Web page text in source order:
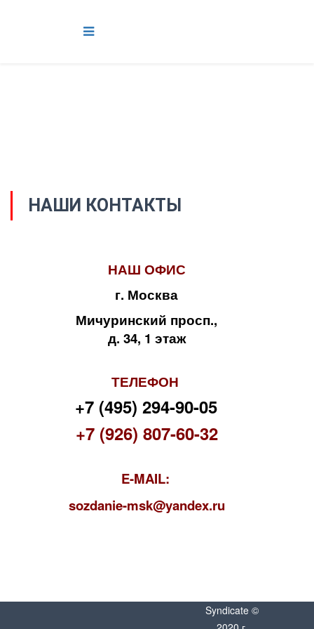
НАШИ КОНТАКТЫ
НАШ ОФИС
г. Москва
Мичуринский просп.,
д. 34, 1 этаж
ТЕЛЕФОН
+7 (495) 294-90-05
+7 (926) 807-60-32
E-MAIL:
sozdanie-msk@yandex.ru
Syndicate ©